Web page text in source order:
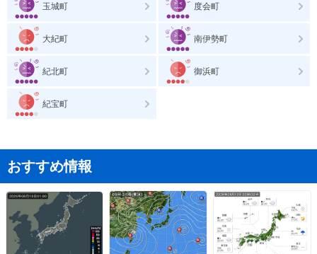
玉城町 度会町
大紀町 南伊勢町
紀北町 御浜町
紀宝町
おすすめ情報